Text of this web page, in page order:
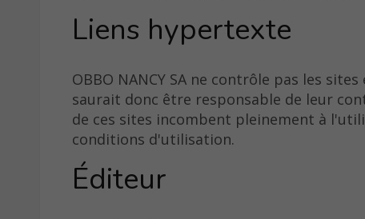
Liens hypertexte
OBBO NANCY SA ne contrôle pas les
saurait donc être responsable de leur
de ces sites incombent pleinement à
conditions d'utilisation.
Éditeur